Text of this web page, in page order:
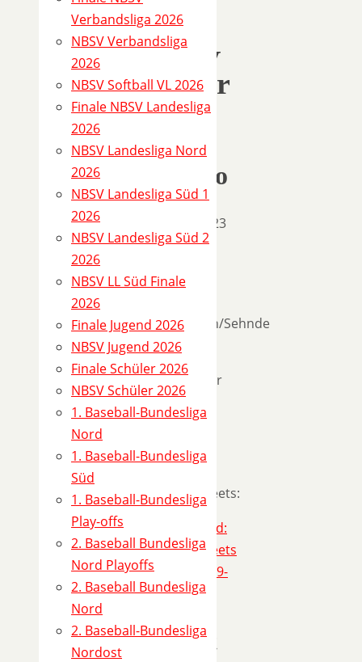
809-
2
(NBSV
Schüler
Liga
Spielinfo
21.05.2023
15:00
Heim
Hänigsen/Sehnde
Gast
Hannover
Regents
6:17
Scoresheets:
Spielort
Verbandsliga 2026
NBSV Verbandsliga
2026
NBSV Softball VL 2026
Finale NBSV Landesliga
2026
NBSV Landesliga Nord
2026
NBSV Landesliga Süd 1
2026
NBSV Landesliga Süd 2
2026
NBSV LL Süd Finale
2026
Finale Jugend 2026
NBSV Jugend 2026
Finale Schüler 2026
NBSV Schüler 2026
1. Baseball-Bundesliga
Nord
1. Baseball-Bundesliga
Süd
1. Baseball-Bundesliga
Play-offs
2. Baseball Bundesliga
Nord Playoffs
2. Baseball Bundesliga
Nord
2. Baseball-Bundesliga
Nordost